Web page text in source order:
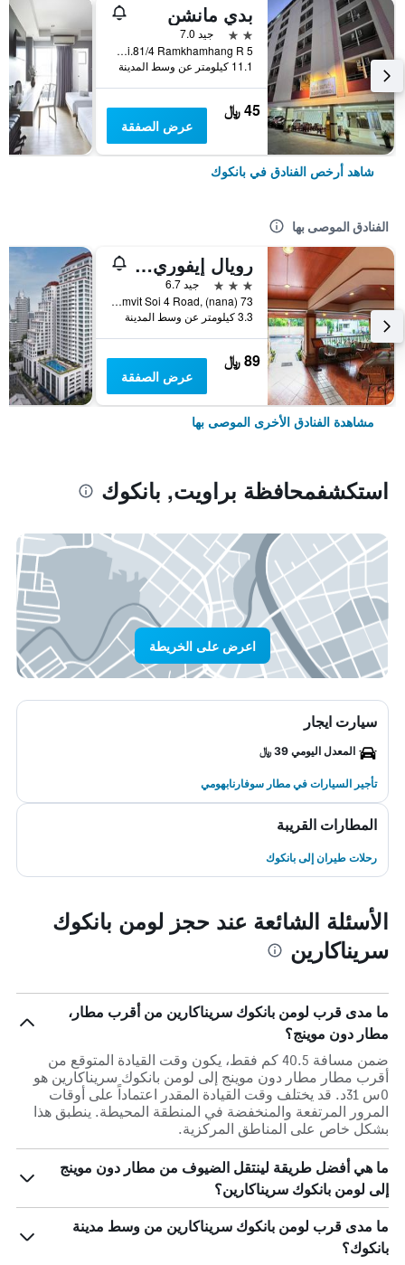
بدي مانشن
2 نجمتين
جيد 7.0
5 Soi.81/4 Ramkhamhang R., بانكوك, تايلاند
11.1 كيلومتر عن وسط المدينة
45 ﷼
عرض الصفقة
شاهد أرخص الفنادق في بانكوك
الفنادق الموصى بها
رويال إيفوري سوكومفيت نانا
3 نجوم
جيد 6.7
73 Sukhumvit Soi 4 Road, (nana), بانكوك, تايلاند
3.3 كيلومتر عن وسط المدينة
89 ﷼
عرض الصفقة
مشاهدة الفنادق الأخرى الموصى بها
استكشفمحافظة براويت, بانكوك
اعرض على الخريطة
سيارت ايجار
المعدل اليومي 39 ﷼
تأجير السيارات في مطار سوفارنابهومي
المطارات القريبة
رحلات طيران إلى بانكوك
الأسئلة الشائعة عند حجز لومن بانكوك
سريناكارين
ما مدى قرب لومن بانكوك سريناكارين من أقرب مطار،
مطار دون موينج؟
ضمن مسافة 40.5 كم فقط، يكون وقت القيادة المتوقع من
أقرب مطار مطار دون موينج إلى لومن بانكوك سريناكارين هو
0س 31د. قد يختلف وقت القيادة المقدر اعتماداً على أوقات
المرور المرتفعة والمنخفضة في المنطقة المحيطة. ينطبق هذا
بشكل خاص على المناطق المركزية.
ما هي أفضل طريقة لينتقل الضيوف من مطار دون موينج
إلى لومن بانكوك سريناكارين؟
ما مدى قرب لومن بانكوك سريناكارين من وسط مدينة
بانكوك؟